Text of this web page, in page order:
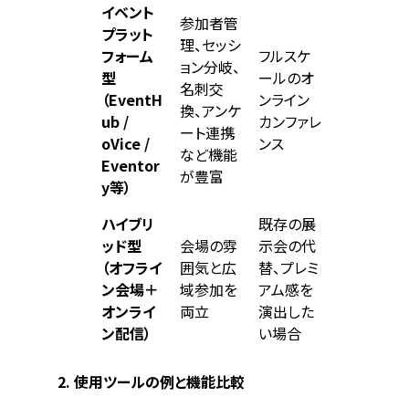
イベント
プラット
フォーム
型
（EventH
ub /
oVice /
Eventor
y等）
参加者管
理、セッシ
ョン分岐、
名刺交
換、アンケ
ート連携
など機能
が豊富
フルスケ
ールのオ
ンライン
カンファレ
ンス
ハイブリ
ッド型
（オフライ
ン会場＋
オンライ
ン配信）
会場の雰
囲気と広
域参加を
両立
既存の展
示会の代
替、プレミ
アム感を
演出した
い場合
2. 使用ツールの例と機能比較